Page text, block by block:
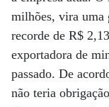
milhões, vira uma
recorde de R$
exportadora de
passado. De
não teria